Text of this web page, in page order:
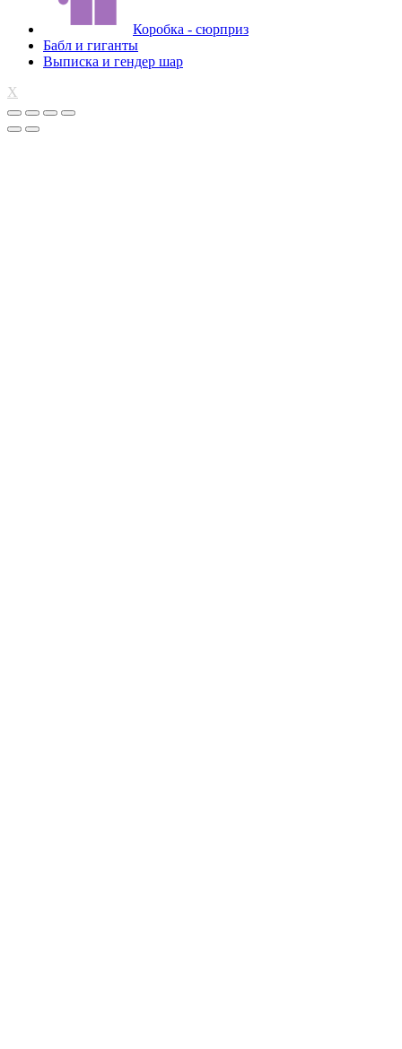
Коробка - сюрприз
Бабл и гиганты
Выписка и гендер шар
X